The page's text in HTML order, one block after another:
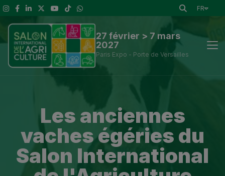
FR
27 février > 7 mars
2027
Paris Expo - Porte de Versailles
Découvrir le Salon
A voir
Exposants et outils de visite
Les anciennes
vaches égéries du
Salon International